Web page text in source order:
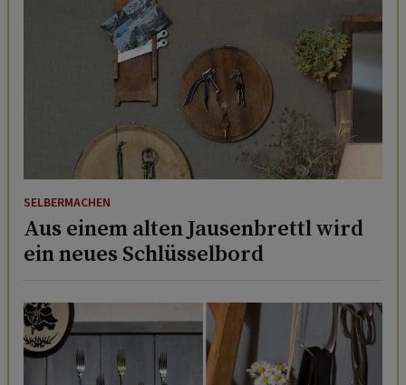
SELBERMACHEN
Aus einem alten Jausenbrettl wird
ein neues Schlüsselbord